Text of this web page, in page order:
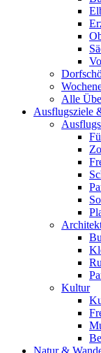
Alle
Ausflugsziele
Kultur
Natur &